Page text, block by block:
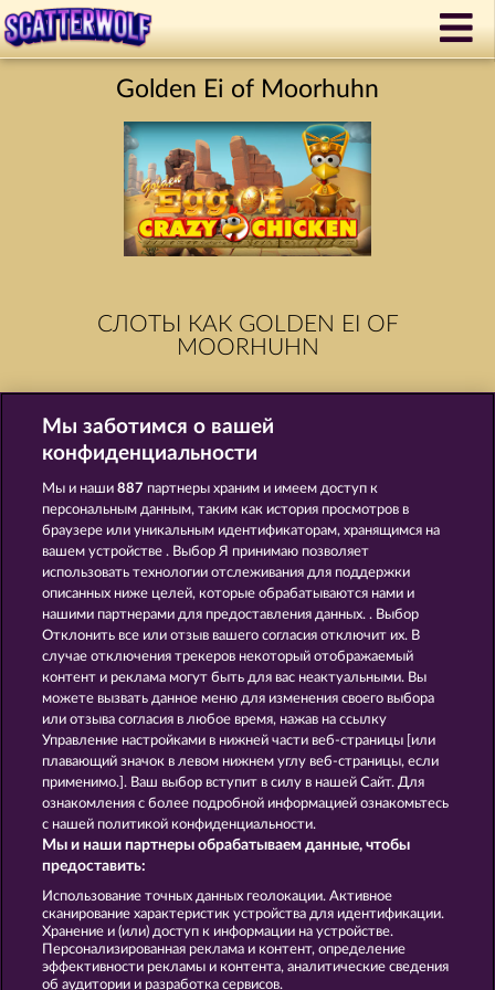
Golden Ei of Moorhuhn
СЛОТЫ КАК GOLDEN EI OF
MOORHUHN
BLACK BEAUTY ATLANTIC WILDS
NIGHT WOLVES SAVANNA MOON
Правила КОНФИДЕНЦИАЛЬНОСТЬ
О компании Компания
Отправить Запрос об Отказе
Мы заботимся о вашей
конфиденциальности
Мы и наши887 партнеры храним и имеем доступ к
персональным данным, таким как история просмотров в
браузере или уникальным идентификаторам, хранящимся на
вашем устройстве . Выбор Я принимаю позволяет
использовать технологии отслеживания для поддержки
описанных ниже целей, которые обрабатываются нами и
нашими партнерами для предоставления данных. . Выбор
Отклонить все или отзыв вашего согласия отключит их. В
случае отключения трекеров некоторый отображаемый
контент и реклама могут быть для вас неактуальными. Вы
можете вызвать данное меню для изменения своего выбора
или отзыва согласия в любое время, нажав на ссылку
Управление настройками в нижней части веб-страницы [или
плавающий значок в левом нижнем углу веб-страницы, если
применимо.]. Ваш выбор вступит в силу в нашей Сайт. Для
ознакомления с более подробной информацией ознакомьтесь
с нашей политикой конфиденциальности.
Мы и наши партнеры обрабатываем данные, чтобы
предоставить:
Использование точных данных геолокации. Активное
сканирование характеристик устройства для идентификации.
Хранение и (или) доступ к информации на устройстве.
Персонализированная реклама и контент, определение
эффективности рекламы и контента, аналитические сведения
об аудитории и разработка сервисов.